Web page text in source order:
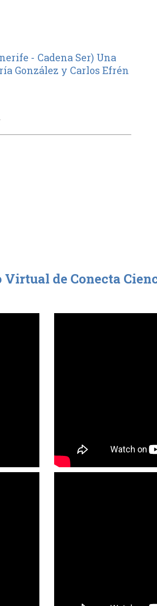
- Cadena Ser) Una
González y Carlos Efrén
de Conecta